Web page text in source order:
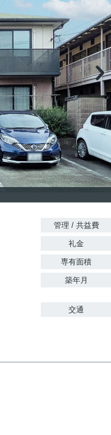
管理 / 共益費
礼金
専有面積
築年月
交通